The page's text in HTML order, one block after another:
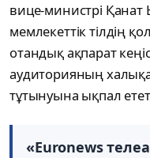
вице-министрі
мемлекеттік тілдің
отандық ақпарат
аудиторияның
тұтынуына ықпал
«Euronews